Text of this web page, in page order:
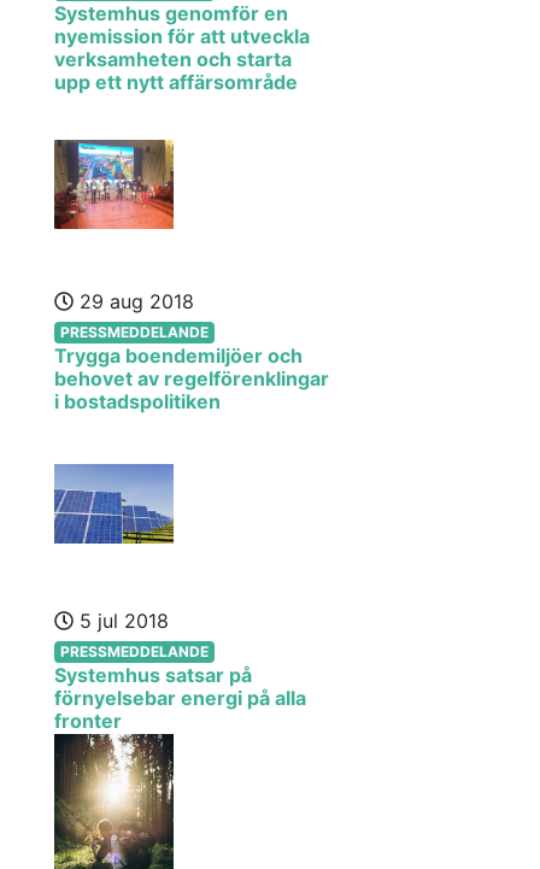
Systemhus genomför en
nyemission för att utveckla
verksamheten och starta
upp ett nytt affärsområde
29 aug 2018
PRESSMEDDELANDE
Trygga boendemiljöer och
behovet av regelförenklingar
i bostadspolitiken
5 jul 2018
PRESSMEDDELANDE
Systemhus satsar på
förnyelsebar energi på alla
fronter